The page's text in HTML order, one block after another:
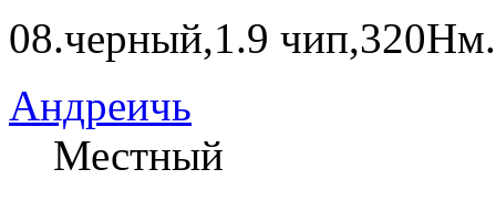
08.черный,1.9 чип,320Нм.
Андреичь
Местный